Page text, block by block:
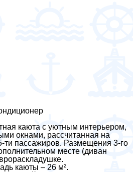
каюта с уютным интерьером,
окнами, рассчитанная на
ти пассажиров. Размещения 3-го
месте (диван
каюты – 26 м².